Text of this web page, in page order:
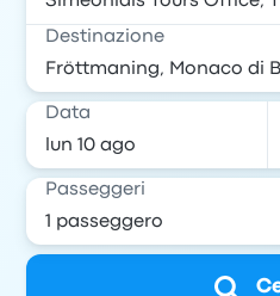
Destinazione
Data
Passeggeri